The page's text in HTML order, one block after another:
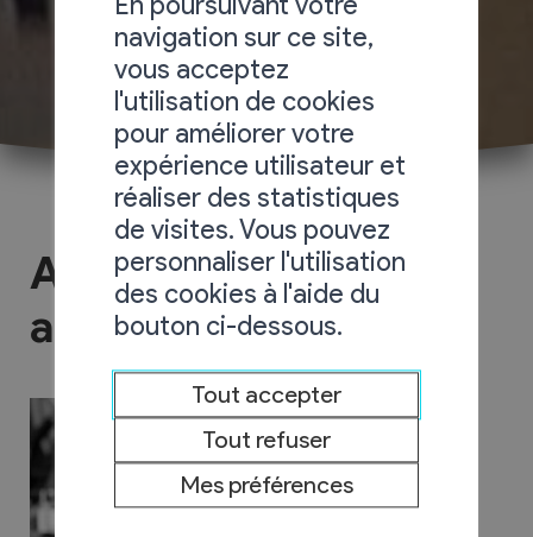
Aubert Machines
agricoles
navigation sur ce site,
vous acceptez
l'utilisation de cookies
pour améliorer votre
expérience utilisateur et
réaliser des statistiques
de visites. Vous pouvez
personnaliser l'utilisation
des cookies à l'aide du
bouton ci-dessous.
Tout accepter
Tout refuser
Mes préférences